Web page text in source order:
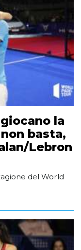
la
basta,
Lebron
del World